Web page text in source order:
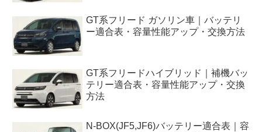
GT系フリード ガソリン車｜バッテリ
ー適合表・容量性能アップ・交換方法
GT系フリードハイブリッド｜補機バッ
テリー適合表・容量性能アップ・交換
方法
N-BOX(JF5,JF6)バッテリー適合表｜容